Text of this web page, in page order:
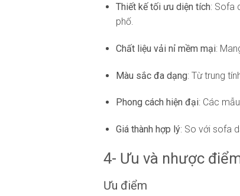
Thiết kế tối ưu diện tích: Sofa
phố.
Chất liệu vải nỉ mềm mại:
Màu sắc đa dạng: Từ trung
Phong cách hiện đại: Các
Giá thành hợp lý: So với sofa
4- Ưu và nhược
Ưu điểm